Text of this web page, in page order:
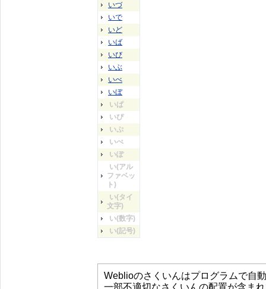
いづ
いで
いど
いば
いび
いぶ
いべ
いぼ
いぱ
いぴ
いぷ
いぺ
いぽ
い(アル
ファベッ
ト)
い(タイ
文字)
い(数字)
い(記号)
Weblioのさくいんはプログラムで自
一部不適切なさくいんの配置が含ま